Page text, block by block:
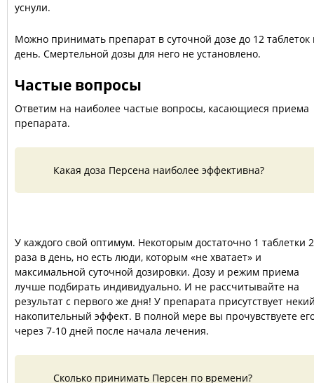
уснули.
Можно принимать препарат в суточной дозе до 12 таблеток
день. Смертельной дозы для него не установлено.
Частые вопросы
Ответим на наиболее частые вопросы, касающиеся приема
препарата.
Какая доза Персена наиболее эффективна?
У каждого свой оптимум. Некоторым достаточно 1 таблетки 2
раза в день, но есть люди, которым «не хватает» и
максимальной суточной дозировки. Дозу и режим приема
лучше подбирать индивидуально. И не рассчитывайте на
результат с первого же дня! У препарата присутствует
накопительный эффект. В полной мере вы прочувствуете
через 7-10 дней после начала лечения.
Сколько принимать Персен по времени?